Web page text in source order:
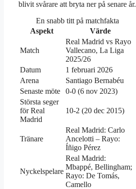
blivit svårare att bryta ner på senare år.
En snabb titt på matchfakta
Aspekt
Värde
Match
Real Madrid vs Rayo
Vallecano, La Liga
2025/26
Datum
1 februari 2026
Arena
Santiago Bernabéu
Senaste möte
0-0 (6 nov 2023)
Största seger
för Real
Madrid
10-2 (20 dec 2015)
Tränare
Real Madrid: Carlo
Ancelotti – Rayo:
Íñigo Pérez
Nyckelspelare
Real Madrid:
Mbappé, Bellingham;
Rayo: De Tomás,
Camello